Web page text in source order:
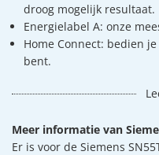
droog mogelijk resultaat.
Energielabel A: onze
Home Connect: bedien
bent.
Meer informatie van
Er is voor de Siemens